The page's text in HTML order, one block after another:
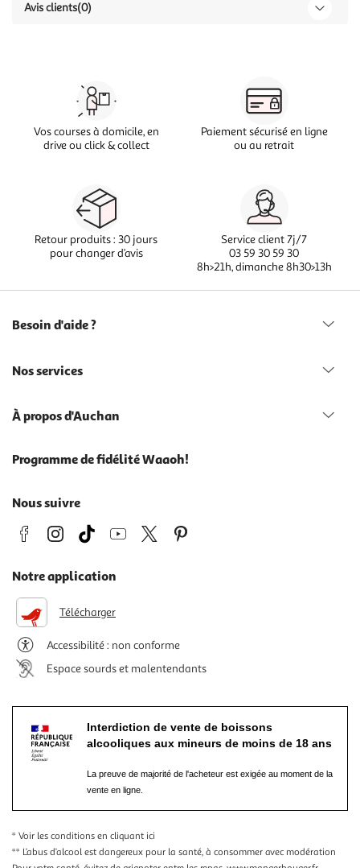
Avis clients(0)
Vos courses à domicile, en
drive ou click & collect
Paiement sécurisé en ligne
ou au retrait
Retour produits : 30 jours
pour changer d’avis
Service client 7j/7
03 59 30 59 30
8h>21h, dimanche 8h30>13h
Besoin d'aide ?
Nos services
À propos d'Auchan
Programme de fidélité Waaoh!
Nous suivre
Notre application
Télécharger
Accessibilité : non conforme
Espace sourds et malentendants
Interdiction de vente de boissons
alcooliques aux mineurs de moins de 18 ans
La preuve de majorité de l'acheteur est exigée au moment de la
vente en ligne.
* Voir les conditions en cliquant ici
** L’abus d’alcool est dangereux pour la santé, à consommer avec modération